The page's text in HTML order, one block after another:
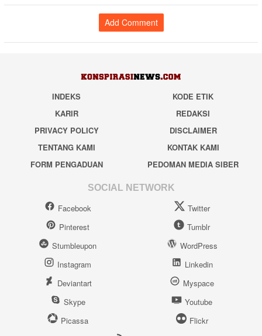
Add Comment
INDEKS
KODE ETIK
KARIR
REDAKSI
PRIVACY POLICY
DISCLAIMER
TENTANG KAMI
KONTAK KAMI
FORM PENGADUAN
PEDOMAN MEDIA SIBER
SOCIAL NETWORK
Facebook
Twitter
Pinterest
Tumblr
Stumbleupon
WordPress
Instagram
Linkedin
Deviantart
Myspace
Skype
Youtube
Picassa
Flickr